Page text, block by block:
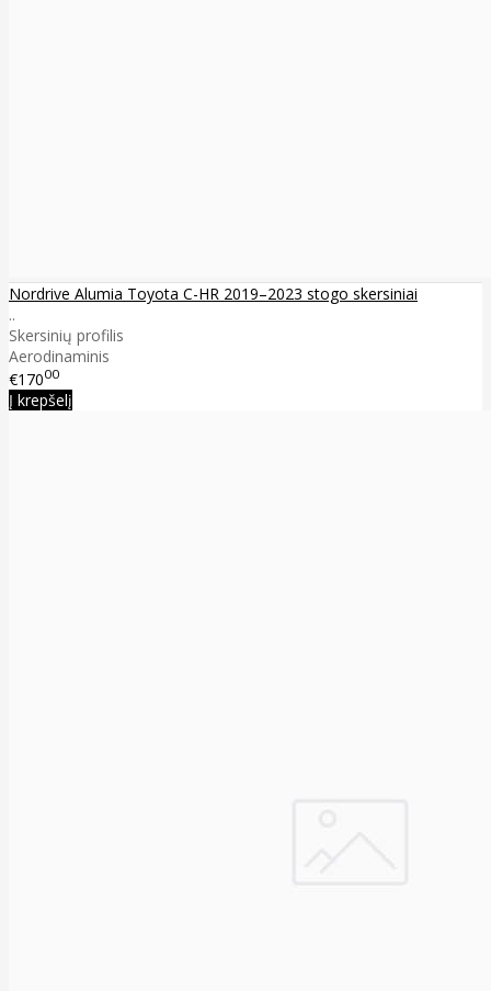
Nordrive Alumia Toyota C-HR 2019–2023 stogo skersiniai
..
Skersinių profilis
Aerodinaminis
€17000
Į krepšelį